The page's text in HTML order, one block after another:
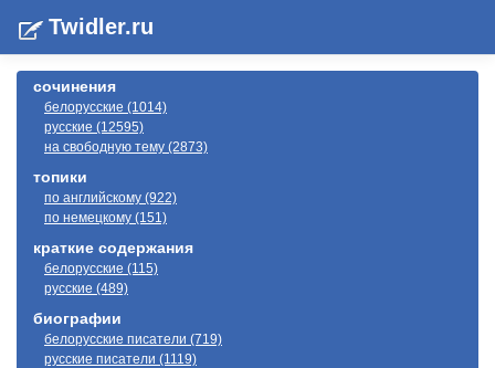
Twidler.ru
сочинения
белорусские (1014)
русские (12595)
на свободную тему (2873)
топики
по английскому (922)
по немецкому (151)
краткие содержания
белорусские (115)
русские (489)
биографии
белорусские писатели (719)
русские писатели (1119)